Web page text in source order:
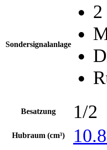
Sondersignalanlage
Besatzung 1/2
Hubraum (cm³)